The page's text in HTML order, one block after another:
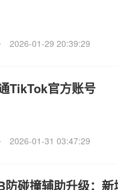
2026-01-29 20:39:29
TikTok官方账号
2026-01-31 03:47:29
防碰撞辅助升级：